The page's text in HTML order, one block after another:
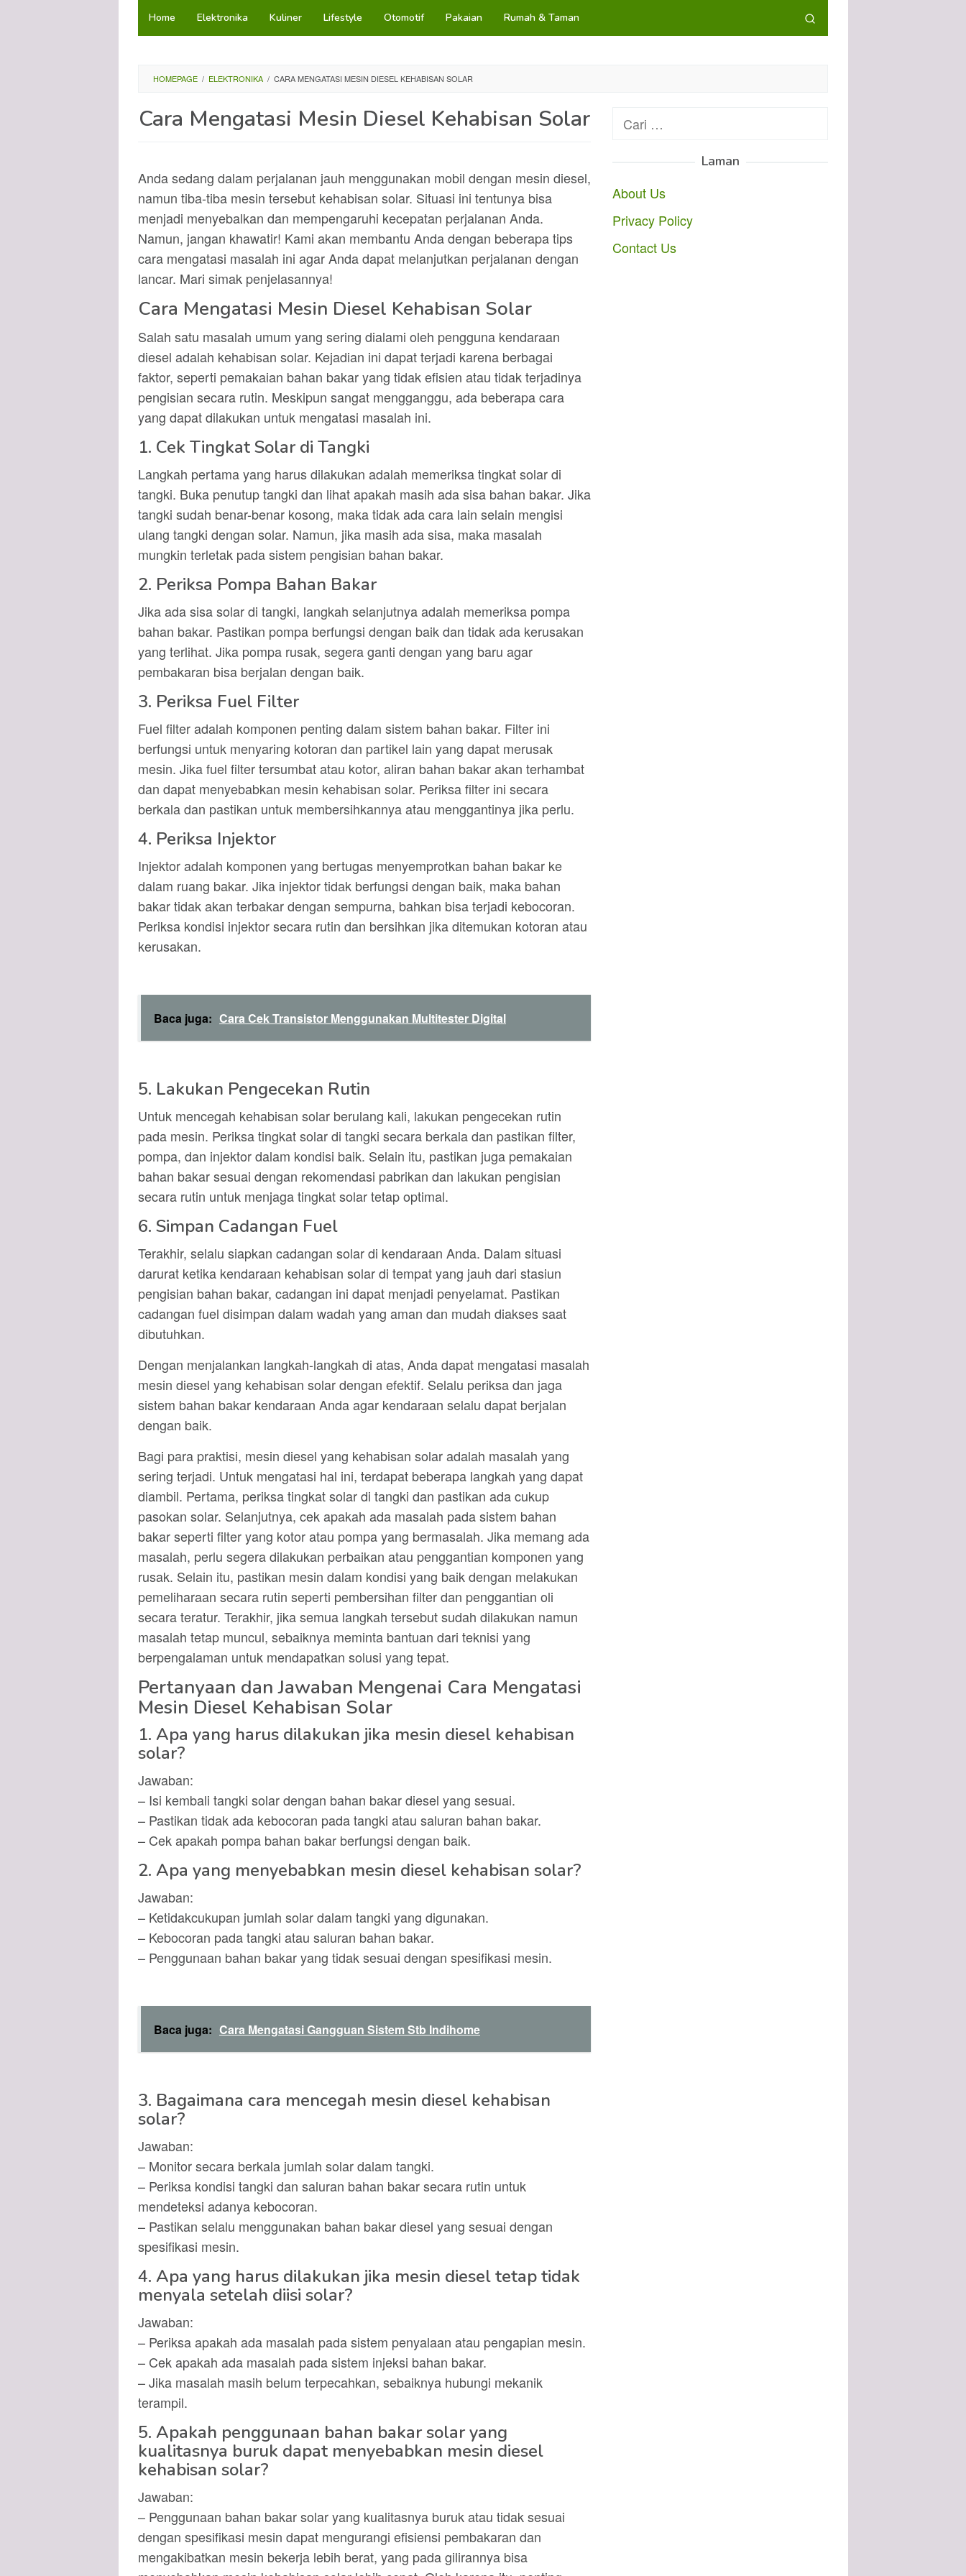
LoncatHome Elektronika Kuliner Lifestyle Otomotif Pakaian Rumah & Taman
HOMEPAGE / ELEKTRONIKA / CARA MENGATASI MESIN DIESEL KEHABISAN SOLAR
Cara Mengatasi Mesin Diesel Kehabisan Solar
Anda sedang dalam perjalanan jauh menggunakan mobil dengan mesin diesel,
namun tiba-tiba mesin tersebut kehabisan solar. Situasi ini tentunya bisa
menjadi menyebalkan dan mempengaruhi kecepatan perjalanan Anda.
Namun, jangan khawatir! Kami akan membantu Anda dengan beberapa tips
cara mengatasi masalah ini agar Anda dapat melanjutkan perjalanan dengan
lancar. Mari simak penjelasannya!
Cara Mengatasi Mesin Diesel Kehabisan Solar
Salah satu masalah umum yang sering dialami oleh pengguna kendaraan
diesel adalah kehabisan solar. Kejadian ini dapat terjadi karena berbagai
faktor, seperti pemakaian bahan bakar yang tidak efisien atau tidak terjadinya
pengisian secara rutin. Meskipun sangat mengganggu, ada beberapa cara
yang dapat dilakukan untuk mengatasi masalah ini.
1. Cek Tingkat Solar di Tangki
Langkah pertama yang harus dilakukan adalah memeriksa tingkat solar di
tangki. Buka penutup tangki dan lihat apakah masih ada sisa bahan bakar. Jika
tangki sudah benar-benar kosong, maka tidak ada cara lain selain mengisi
ulang tangki dengan solar. Namun, jika masih ada sisa, maka masalah
mungkin terletak pada sistem pengisian bahan bakar.
2. Periksa Pompa Bahan Bakar
Jika ada sisa solar di tangki, langkah selanjutnya adalah memeriksa pompa
bahan bakar. Pastikan pompa berfungsi dengan baik dan tidak ada kerusakan
yang terlihat. Jika pompa rusak, segera ganti dengan yang baru agar
pembakaran bisa berjalan dengan baik.
3. Periksa Fuel Filter
Fuel filter adalah komponen penting dalam sistem bahan bakar. Filter ini
berfungsi untuk menyaring kotoran dan partikel lain yang dapat merusak
mesin. Jika fuel filter tersumbat atau kotor, aliran bahan bakar akan terhambat
dan dapat menyebabkan mesin kehabisan solar. Periksa filter ini secara
berkala dan pastikan untuk membersihkannya atau menggantinya jika perlu.
4. Periksa Injektor
Injektor adalah komponen yang bertugas menyemprotkan bahan bakar ke
dalam ruang bakar. Jika injektor tidak berfungsi dengan baik, maka bahan
bakar tidak akan terbakar dengan sempurna, bahkan bisa terjadi kebocoran.
Periksa kondisi injektor secara rutin dan bersihkan jika ditemukan kotoran atau
kerusakan.
Baca juga: Cara Cek Transistor Menggunakan Multitester Digital
5. Lakukan Pengecekan Rutin
Untuk mencegah kehabisan solar berulang kali, lakukan pengecekan rutin
pada mesin. Periksa tingkat solar di tangki secara berkala dan pastikan filter,
pompa, dan injektor dalam kondisi baik. Selain itu, pastikan juga pemakaian
bahan bakar sesuai dengan rekomendasi pabrikan dan lakukan pengisian
secara rutin untuk menjaga tingkat solar tetap optimal.
6. Simpan Cadangan Fuel
Terakhir, selalu siapkan cadangan solar di kendaraan Anda. Dalam situasi
darurat ketika kendaraan kehabisan solar di tempat yang jauh dari stasiun
pengisian bahan bakar, cadangan ini dapat menjadi penyelamat. Pastikan
cadangan fuel disimpan dalam wadah yang aman dan mudah diakses saat
dibutuhkan.
Dengan menjalankan langkah-langkah di atas, Anda dapat mengatasi masalah
mesin diesel yang kehabisan solar dengan efektif. Selalu periksa dan jaga
sistem bahan bakar kendaraan Anda agar kendaraan selalu dapat berjalan
dengan baik.
Bagi para praktisi, mesin diesel yang kehabisan solar adalah masalah yang
sering terjadi. Untuk mengatasi hal ini, terdapat beberapa langkah yang dapat
diambil. Pertama, periksa tingkat solar di tangki dan pastikan ada cukup
pasokan solar. Selanjutnya, cek apakah ada masalah pada sistem bahan
bakar seperti filter yang kotor atau pompa yang bermasalah. Jika memang ada
masalah, perlu segera dilakukan perbaikan atau penggantian komponen yang
rusak. Selain itu, pastikan mesin dalam kondisi yang baik dengan melakukan
pemeliharaan secara rutin seperti pembersihan filter dan penggantian oli
secara teratur. Terakhir, jika semua langkah tersebut sudah dilakukan namun
masalah tetap muncul, sebaiknya meminta bantuan dari teknisi yang
berpengalaman untuk mendapatkan solusi yang tepat.
Pertanyaan dan Jawaban Mengenai Cara Mengatasi
Mesin Diesel Kehabisan Solar
1. Apa yang harus dilakukan jika mesin diesel kehabisan
solar?
Jawaban:
– Isi kembali tangki solar dengan bahan bakar diesel yang sesuai.
– Pastikan tidak ada kebocoran pada tangki atau saluran bahan bakar.
– Cek apakah pompa bahan bakar berfungsi dengan baik.
2. Apa yang menyebabkan mesin diesel kehabisan solar?
Jawaban:
– Ketidakcukupan jumlah solar dalam tangki yang digunakan.
– Kebocoran pada tangki atau saluran bahan bakar.
– Penggunaan bahan bakar yang tidak sesuai dengan spesifikasi mesin.
Baca juga: Cara Mengatasi Gangguan Sistem Stb Indihome
3. Bagaimana cara mencegah mesin diesel kehabisan
solar?
Jawaban:
– Monitor secara berkala jumlah solar dalam tangki.
– Periksa kondisi tangki dan saluran bahan bakar secara rutin untuk
mendeteksi adanya kebocoran.
– Pastikan selalu menggunakan bahan bakar diesel yang sesuai dengan
spesifikasi mesin.
4. Apa yang harus dilakukan jika mesin diesel tetap tidak
menyala setelah diisi solar?
Jawaban:
– Periksa apakah ada masalah pada sistem penyalaan atau pengapian mesin.
– Cek apakah ada masalah pada sistem injeksi bahan bakar.
– Jika masalah masih belum terpecahkan, sebaiknya hubungi mekanik
terampil.
5. Apakah penggunaan bahan bakar solar yang
kualitasnya buruk dapat menyebabkan mesin diesel
kehabisan solar?
Jawaban:
– Penggunaan bahan bakar solar yang kualitasnya buruk atau tidak sesuai
dengan spesifikasi mesin dapat mengurangi efisiensi pembakaran dan
mengakibatkan mesin bekerja lebih berat, yang pada gilirannya bisa
Cari
Laman
About Us
Privacy Policy
Contact Us